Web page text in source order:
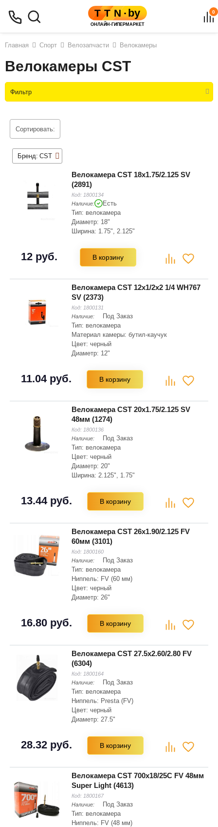
0
Главная Спорт Велозапчасти Велокамеры
Велокамеры CST
Фильтр
Сортировать:
Бренд: CST
Велокамера CST 18x1.75/2.125 SV
(2891)
Код: 1800134
Наличие:
Есть
Тип: велокамера
Диаметр: 18"
Ширина: 1.75", 2.125"
12 руб. В корзину
Велокамера CST 12x1/2x2 1/4 WH767
SV (2373)
Код: 1800131
Наличие:
Под Заказ
Тип: велокамера
Материал камеры: бутил-каучук
Цвет: черный
Диаметр: 12"
11.04 руб. В корзину
Велокамера CST 20x1.75/2.125 SV
48мм (1274)
Код: 1800136
Наличие:
Под Заказ
Тип: велокамера
Цвет: черный
Диаметр: 20"
Ширина: 2.125", 1.75"
13.44 руб. В корзину
Велокамера CST 26x1.90/2.125 FV
60мм (3101)
Код: 1800160
Наличие:
Под Заказ
Тип: велокамера
Ниппель: FV (60 мм)
Цвет: черный
Диаметр: 26"
Вес: 204 г
16.80 руб. В корзину
Велокамера CST 27.5x2.60/2.80 FV
(6304)
Код: 1800164
Наличие:
Под Заказ
Тип: велокамера
Ниппель: Presta (FV)
Цвет: черный
Диаметр: 27.5"
28.32 руб. В корзину
Велокамера CST 700x18/25C FV 48мм
Super Light (4613)
Код: 1800167
Наличие:
Под Заказ
Тип: велокамера
Ниппель: FV (48 мм)